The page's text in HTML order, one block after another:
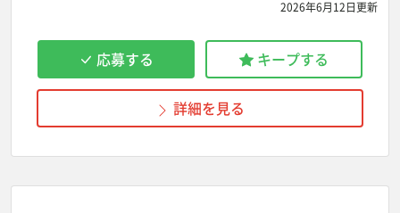
2026年6月12日更新
応募する キープする
詳細を見る